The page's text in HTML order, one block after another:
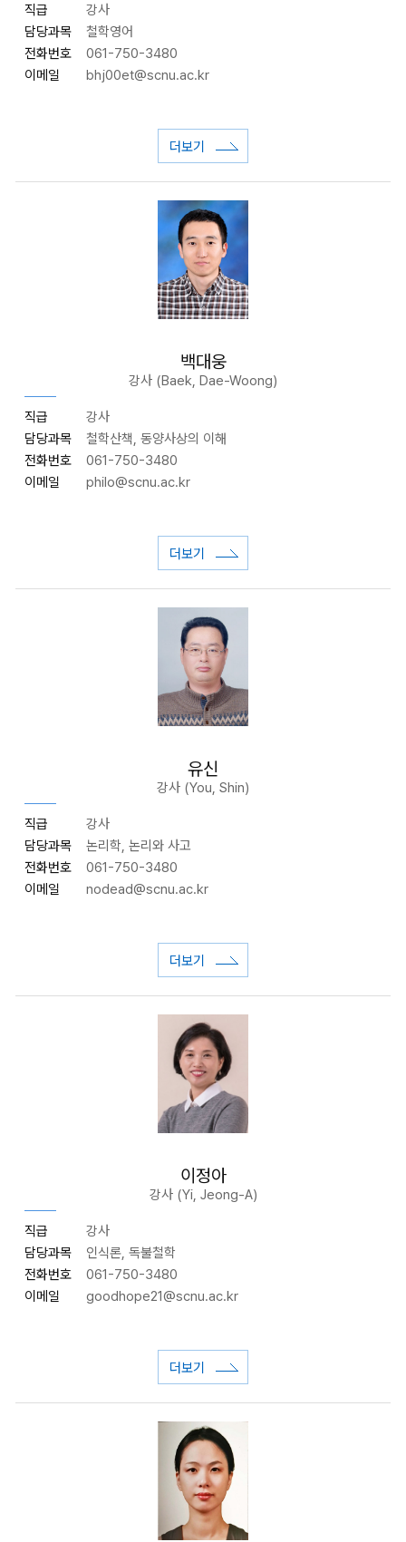
직급
강사
담당과목
철학영어
전화번호
061-750-3480
이메일
bhj00et@scnu.ac.kr
더보기
백대웅
강사 (Baek, Dae-Woong)
직급
강사
담당과목
철학산책, 동양사상의 이해
전화번호
061-750-3480
이메일
philo@scnu.ac.kr
더보기
유신
강사 (You, Shin)
직급
강사
담당과목
논리학, 논리와 사고
전화번호
061-750-3480
이메일
nodead@scnu.ac.kr
더보기
이정아
강사 (Yi, Jeong-A)
직급
강사
담당과목
인식론, 독불철학
전화번호
061-750-3480
이메일
goodhope21@scnu.ac.kr
더보기